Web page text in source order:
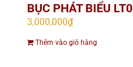
BỤC PHÁT BIỂU
3,000,000₫
Thêm vào giỏ hàng